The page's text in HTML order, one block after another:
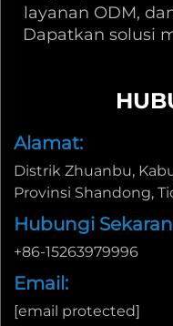
layanan ODM,
Dapatkan solusi
Alamat:
Distrik Zhuanbu,
Provinsi Shandong,
Hubungi
+86-15263979996
Email:
[email protected]